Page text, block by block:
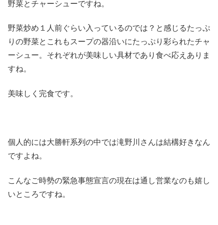
野菜とチャーシューですね。
野菜炒め１人前ぐらい入っているのでは？と感じるたっぷ
りの野菜とこれもスープの器沿いにたっぷり彩られたチャ
ーシュー。それぞれが美味しい具材であり食べ応えありま
すね。
美味しく完食です。
個人的には大勝軒系列の中では滝野川さんは結構好きなん
ですよね。
こんなご時勢の緊急事態宣言の現在は通し営業なのも嬉し
いところですね。